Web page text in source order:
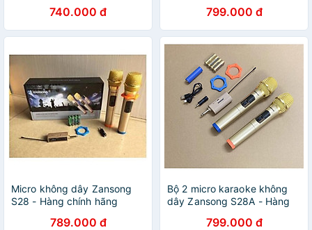
740.000 đ
kéo loa karaoke - Hỗ trợ các
thiết bị có jack cắm 3.5mm
và 6.5mm - Hàng Nhập
799.000 đ
Micro không dây Zansong
S28 - Hàng chính hãng
789.000 đ
Bộ 2 micro karaoke không
dây Zansong S28A - Hàng
799.000 đ